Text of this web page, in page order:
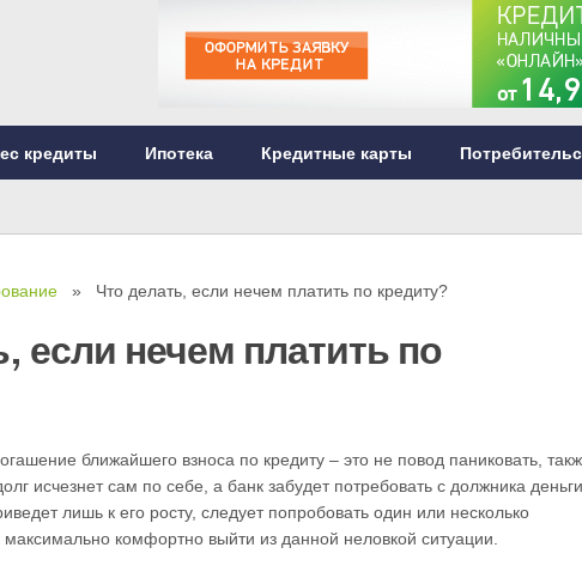
кредиты Ипотека Кредитные карты
» Что делать, если нечем платить по кредиту?
если нечем платить по
ближайшего взноса по кредиту – это не повод паниковать,
исчезнет сам по себе, а банк забудет потребовать с должника деньги.
лишь к его росту, следует попробовать один или несколько
комфортно выйти из данной неловкой ситуации.